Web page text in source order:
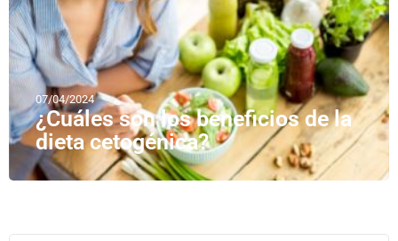
07/04/2024
¿Cuáles son los beneficios de la
dieta cetogénica?